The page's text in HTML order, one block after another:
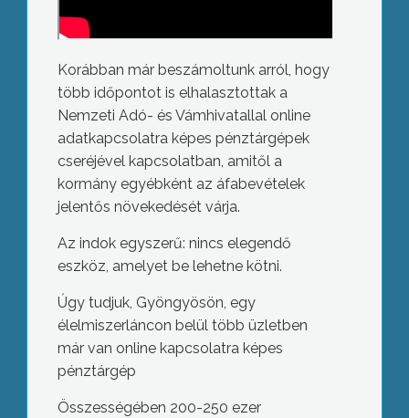
Korábban már beszámoltunk arról, hogy
több időpontot is elhalasztottak a
Nemzeti Adó- és Vámhivatallal online
adatkapcsolatra képes pénztárgépek
cseréjével kapcsolatban, amitől a
kormány egyébként az áfabevételek
jelentős növekedését várja.
Az indok egyszerű: nincs elegendő
eszköz, amelyet be lehetne kötni.
Úgy tudjuk, Gyöngyösön, egy
élelmiszerláncon belül több üzletben
már van online kapcsolatra képes
pénztárgép
Összességében 200-250 ezer